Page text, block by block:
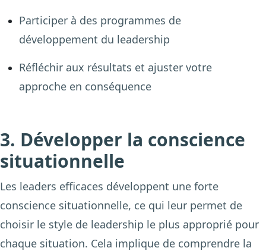
Participer à des programmes de
développement du leadership
Réfléchir aux résultats et ajuster votre
approche en conséquence
3. Développer la conscience
situationnelle
Les leaders efficaces développent une forte
conscience situationnelle, ce qui leur permet de
choisir le style de leadership le plus approprié pour
chaque situation. Cela implique de comprendre la